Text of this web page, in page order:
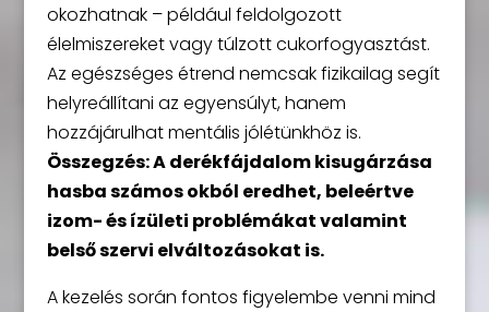
okozhatnak – például feldolgozott
élelmiszereket vagy túlzott cukorfogyasztást.
Az egészséges étrend nemcsak fizikailag segít
helyreállítani az egyensúlyt, hanem
hozzájárulhat mentális jólétünkhöz is.
Összegzés: A derékfájdalom kisugárzása
hasba számos okból eredhet, beleértve
izom- és ízületi problémákat valamint
belső szervi elváltozásokat is.
A kezelés során fontos figyelembe venni mind